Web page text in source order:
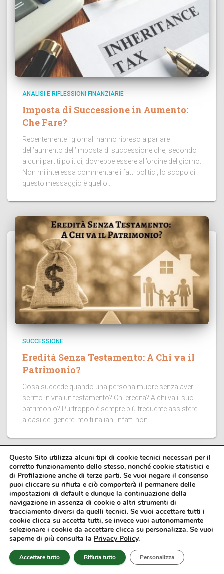
ANALISI E RIFLESSIONI FINANZIARIE
Imposta di Successione in Aumento:
Che Fare?
Recentemente i giornali hanno ripreso a parlare
dell’aumento dell’imposta di successione che, secondo
alcuni partiti politici, dovrebbe essere all’ordine del giorno.
Non mi interessa commentare i fatti politici, lo scopo di
questo messaggio è quello...
SUCCESSIONE
Eredità Senza Testamento: A Chi va il
Patrimonio?
Cosa succede quando una persona muore senza aver
scritto in vita un testamento? Chi eredita? A chi va il suo
patrimonio? Purtroppo è sempre più frequente assistere
a casi del genere: molti italiani infatti non...
Questo Sito utilizza alcuni tipi di cookie tecnici necessari per il
corretto funzionamento dello stesso, nonché cookie statistici e
di Profilazione anche di terze parti. Se vuoi negare il consenso
puoi cliccare su rifiuta e ciò comporterà il permanere delle
impostazioni di default e dunque la continuazione della
navigazione in assenza di cookie o altri strumenti di
tracciamento diversi da quelli tecnici. Se vuoi accettare tutti i
cookie clicca su accetta tutti, se invece vuoi autonomamente
selezionare i cookie da accettare clicca su personalizza. Se vuoi
saperne di più consulta la Privacy Policy.
Accettare tutto Rifiuta tutto Personalizza